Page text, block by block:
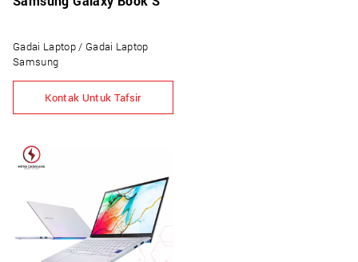
Gadai Laptop / Gadai Laptop
Samsung
Kontak Untuk Tafsir